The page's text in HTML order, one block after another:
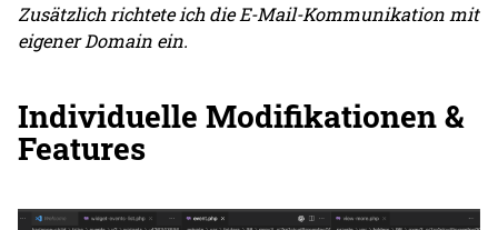
Zusätzlich richtete ich die E-Mail-Kommunikation mit
eigener Domain ein.
Individuelle Modifikationen &
Features